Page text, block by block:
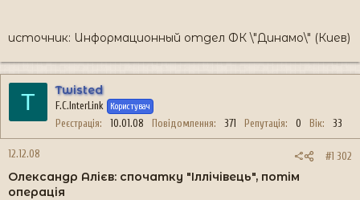
источник: Информационный отдел ФК \"Динамо\" (Киев)
T Twisted
F.C.InterLink Користувач
Реєстрація 10.01.08 Повідомлення 371 Репутація 0 Вік 33
12.12.08 #1 302
Олександр Алієв: спочатку "Іллічівець", потім
операція